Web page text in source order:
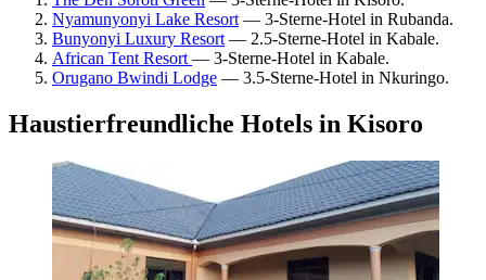
Nyamunyonyi Lake Resort — 3-Sterne-Hotel in Rubanda.
Bunyonyi Luxury Resort — 2.5-Sterne-Hotel in Kabale.
African Tent Resort — 3-Sterne-Hotel in Kabale.
Orugano Bwindi Lodge — 3.5-Sterne-Hotel in Nkuringo.
Haustierfreundliche Hotels in Kisoro